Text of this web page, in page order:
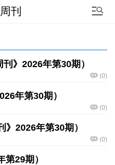
刊
》2026年第30期）
(0)
年第30期）
(0)
2026年第30期）
(0)
29期）